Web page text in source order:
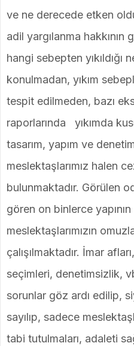
ve ne derecede etken
adil yargılanma hakkının
hangi sebepten yıkıldığı
konulmadan, yıkım
tespit edilmeden, bazı
raporlarında yıkımda
tasarım, yapım ve
meslektaşlarımız halen
bulunmaktadır. Görülen
gören on binlerce
meslektaşlarımızın
çalışılmaktadır. İmar
seçimleri, denetimsizlik,
sorunlar göz ardı edilip,
sayılıp, sadece
tabi tutulmaları, adaleti